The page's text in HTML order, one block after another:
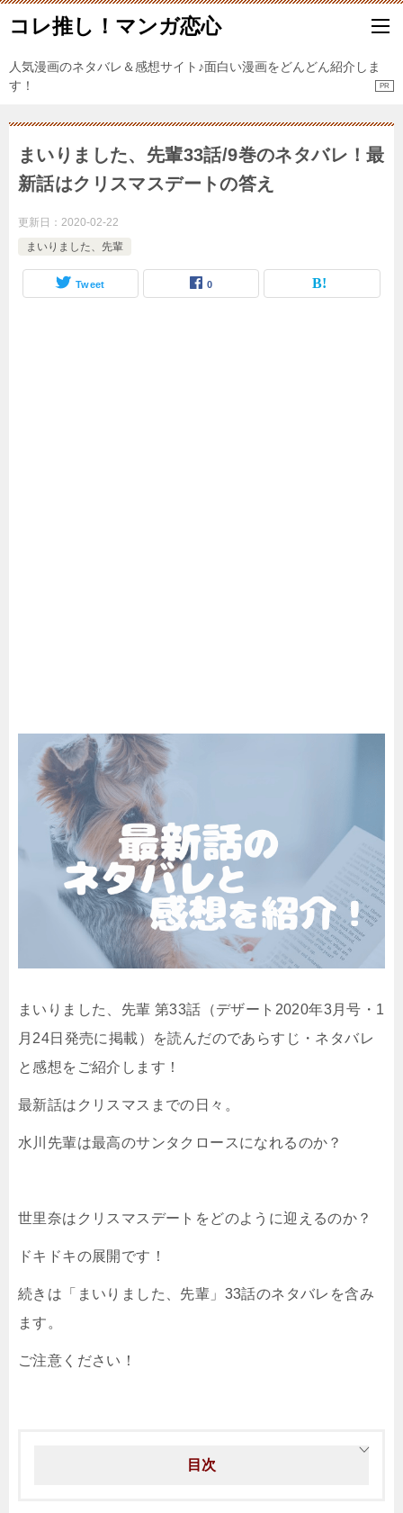
コレ推し！マンガ恋心
人気漫画のネタバレ＆感想サイト♪面白い漫画をどんどん紹介しま
す！
まいりました、先輩33話/9巻のネタバレ！最
新話はクリスマスデートの答え
更新日： 2020-02-22
まいりました、先輩
Tweet 0
まいりました、先輩 第33話（デザート2020年3月号・1
月24日発売に掲載）を読んだのであらすじ・ネタバレ
と感想をご紹介します！
最新話はクリスマスまでの日々。
水川先輩は最高のサンタクロースになれるのか？
世里奈はクリスマスデートをどのように迎えるのか？
ドキドキの展開です！
続きは「まいりました、先輩」33話のネタバレを含み
ます。
ご注意ください！
目次